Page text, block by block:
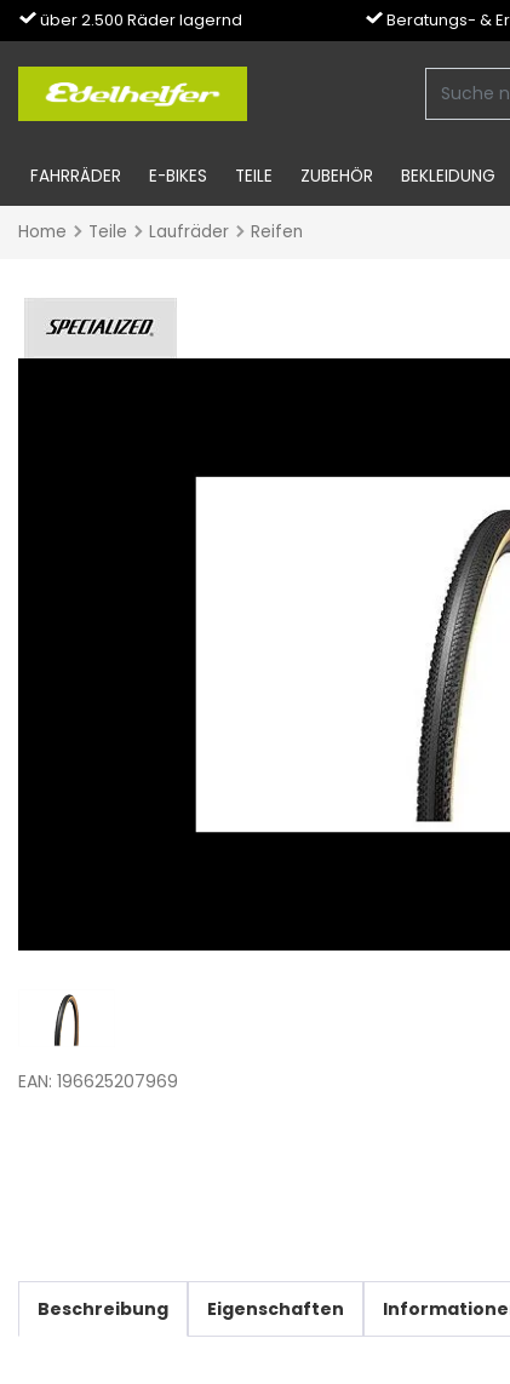
über 2.500 Räder lagernd Beratungs- &
FAHRRÄDER E-BIKES TEILE ZUBEHÖR BEKLEIDUNG
Home Teile Laufräder Reifen
EAN: 196625207969
Beschreibung Eigenschaften